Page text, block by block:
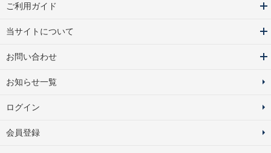
ご利用ガイド
当サイトについて
お問い合わせ
お知らせ一覧
ログイン
会員登録